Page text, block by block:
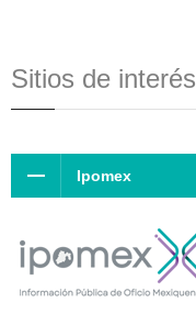
Sitios de interés
Ipomex